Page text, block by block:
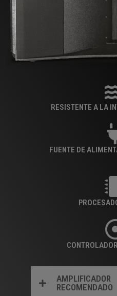
RESISTENTE A LA
FUENTE DE
AMPLIFICADOR
RECOMENDADO